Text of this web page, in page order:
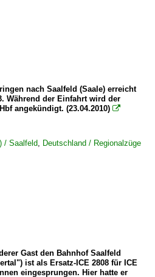
nach Saalfeld (Saale) erreicht
Während der Einfahrt wird der
angekündigt. (23.04.2010) 
/ Saalfeld, Deutschland / Regionalzüge
Gast den Bahnhof Saalfeld
ist als Ersatz-ICE 2808 für ICE
eingesprungen. Hier hatte er